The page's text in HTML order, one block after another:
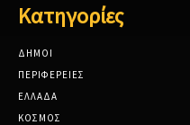
Κατηγορίες
ΔΗΜΟΙ
ΠΕΡΙΦΕΡΕΙΕΣ
ΕΛΛΑΔΑ
ΚΟΣΜΟΣ